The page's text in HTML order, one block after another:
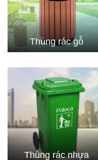
Thùng rác gỗ
Thùng rác nhựa